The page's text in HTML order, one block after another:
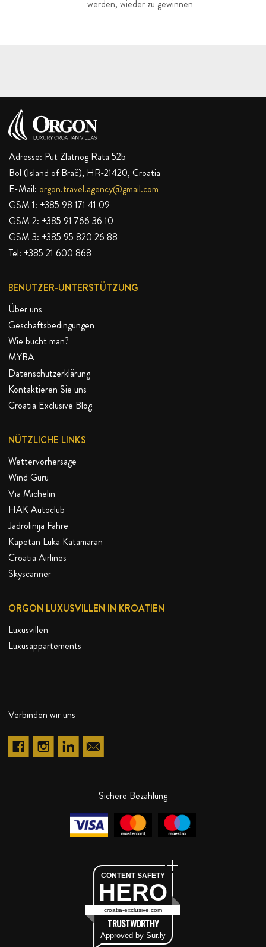
werden, wieder zu gewinnen
Adresse: Put Zlatnog Rata 52b
Bol (Island of Brač), HR-21420, Croatia
E-Mail: orgon.travel.agency@gmail.com
GSM 1: +385 98 171 41 09
GSM 2: +385 91 766 36 10
GSM 3: +385 95 820 26 88
Tel: +385 21 600 868
BENUTZER-UNTERSTÜTZUNG
Über uns
Geschäftsbedingungen
Wie bucht man?
MYBA
Datenschutzerklärung
Kontaktieren Sie uns
Croatia Exclusive Blog
NÜTZLICHE LINKS
Wettervorhersage
Wind Guru
Via Michelin
HAK Autoclub
Jadrolinija Fähre
Kapetan Luka Katamaran
Croatia Airlines
Skyscanner
ORGON LUXUSVILLEN IN KROATIEN
Luxusvillen
Luxusappartements
Verbinden wir uns
Sichere Bezahlung
CONTENT SAFETY
HERO
croatia-exclusive.com
TRUSTWORTHY
Approved by Sur.ly